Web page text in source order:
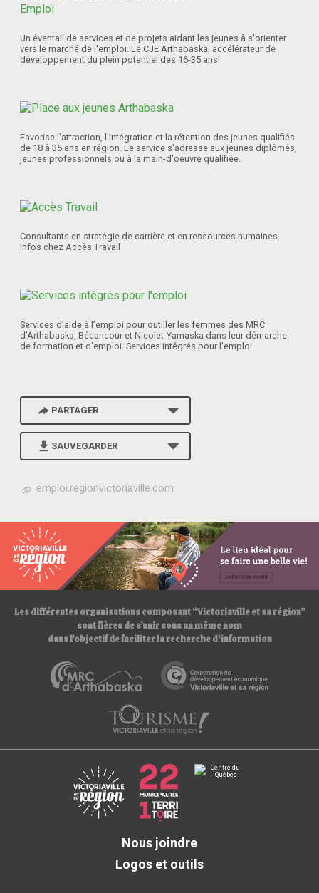
Un éventail de services et de projets aidant les jeunes à s'orienter
vers le marché de l'emploi. Le CJE Arthabaska, accélérateur de
développement du plein potentiel des 16-35 ans!
Favorise l'attraction, l'intégration et la rétention des jeunes qualifiés
de 18 à 35 ans en région. Le service s'adresse aux jeunes diplômés,
jeunes professionnels ou à la main-d'oeuvre qualifiée.
Consultants en stratégie de carrière et en ressources humaines.
Infos chez Accès Travail
Services d’aide à l’emploi pour outiller les femmes des MRC
d’Arthabaska, Bécancour et Nicolet-Yamaska dans leur démarche
de formation et d’emploi. Services intégrés pour l'emploi
PARTAGER
SAUVEGARDER
h
p
s
:
/
/
emploi.regionvictoriaville.com
Les différentes organisations composant “Victoriaville et sa région”
sont fières de s’unir sous un même nom
dans l’objectif de faciliter la recherche d’information
Nous joindre
Logos et outils